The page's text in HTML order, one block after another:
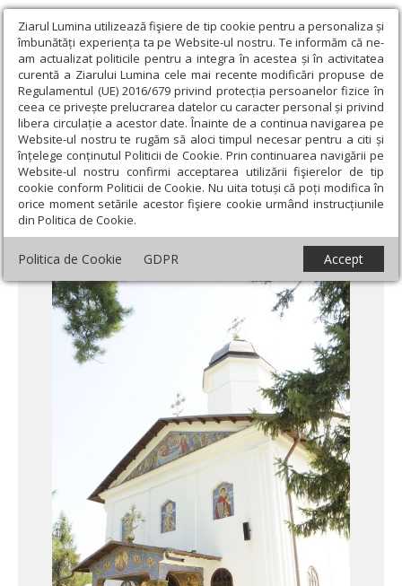
Ziarul Lumina utilizează fişiere de tip cookie pentru a personaliza și
îmbunătăți experiența ta pe Website-ul nostru. Te informăm că ne-
am actualizat politicile pentru a integra în acestea și în activitatea
curentă a Ziarului Lumina cele mai recente modificări propuse de
Regulamentul (UE) 2016/679 privind protecția persoanelor fizice în
ceea ce privește prelucrarea datelor cu caracter personal și privind
libera circulație a acestor date. Înainte de a continua navigarea pe
Website-ul nostru te rugăm să aloci timpul necesar pentru a citi și
înțelege conținutul Politicii de Cookie. Prin continuarea navigării pe
Website-ul nostru confirmi acceptarea utilizării fişierelor de tip
cookie conform Politicii de Cookie. Nu uita totuși că poți modifica în
orice moment setările acestor fişiere cookie urmând instrucțiunile
din Politica de Cookie.
Politica de Cookie GDPR Accept
Ziarul Lumina › Actualitate religioasă › Știri › Mănăstirea
Ţigăneşti se pregăteşte de hram
Mănăstirea Ţigăneşti se pregăteşte de
hram